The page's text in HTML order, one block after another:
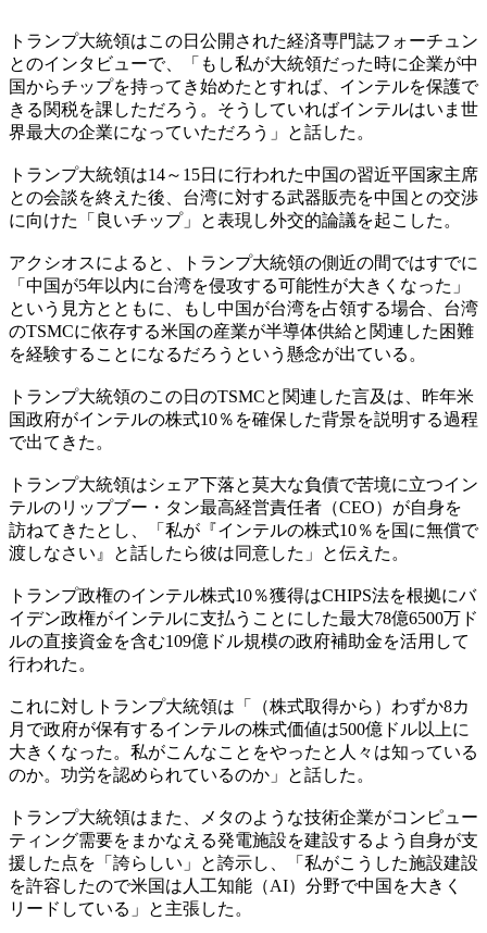
トランプ大統領はこの日公開された経済専門誌フォーチュン
とのインタビューで、「もし私が大統領だった時に企業が中
国からチップを持ってき始めたとすれば、インテルを保護で
きる関税を課しただろう。そうしていればインテルはいま世
界最大の企業になっていただろう」と話した。
トランプ大統領は14～15日に行われた中国の習近平国家主席
との会談を終えた後、台湾に対する武器販売を中国との交渉
に向けた「良いチップ」と表現し外交的論議を起こした。
アクシオスによると、トランプ大統領の側近の間ではすでに
「中国が5年以内に台湾を侵攻する可能性が大きくなった」
という見方とともに、もし中国が台湾を占領する場合、台湾
のTSMCに依存する米国の産業が半導体供給と関連した困難
を経験することになるだろうという懸念が出ている。
トランプ大統領のこの日のTSMCと関連した言及は、昨年米
国政府がインテルの株式10％を確保した背景を説明する過程
で出てきた。
トランプ大統領はシェア下落と莫大な負債で苦境に立つイン
テルのリップブー・タン最高経営責任者（CEO）が自身を
訪ねてきたとし、「私が『インテルの株式10％を国に無償で
渡しなさい』と話したら彼は同意した」と伝えた。
トランプ政権のインテル株式10％獲得はCHIPS法を根拠にバ
イデン政権がインテルに支払うことにした最大78億6500万ド
ルの直接資金を含む109億ドル規模の政府補助金を活用して
行われた。
これに対しトランプ大統領は「（株式取得から）わずか8カ
月で政府が保有するインテルの株式価値は500億ドル以上に
大きくなった。私がこんなことをやったと人々は知っている
のか。功労を認められているのか」と話した。
トランプ大統領はまた、メタのような技術企業がコンピュー
ティング需要をまかなえる発電施設を建設するよう自身が支
援した点を「誇らしい」と誇示し、「私がこうした施設建設
を許容したので米国は人工知能（AI）分野で中国を大きく
リードしている」と主張した。